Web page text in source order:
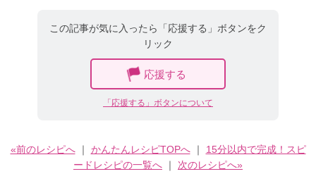
この記事が気に入ったら「応援する」ボタンをク
リック
応援する
「応援する」ボタンについて
«前のレシピへ｜ かんたんレシピTOPへ｜ 15分以内で完成！スピ
ードレシピの一覧へ ｜ 次のレシピへ»